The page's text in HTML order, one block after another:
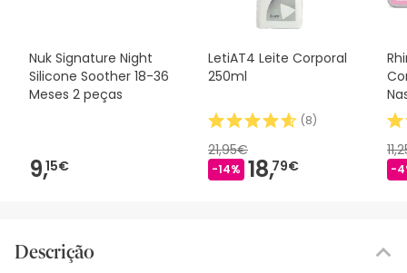
Nuk Signature Night
Silicone Soother 18-36
Meses 2 peças
9,15€
LetiAT4 Leite Corporal
250ml
(8)
21,95€
-14% 18,79€ -
Descrição